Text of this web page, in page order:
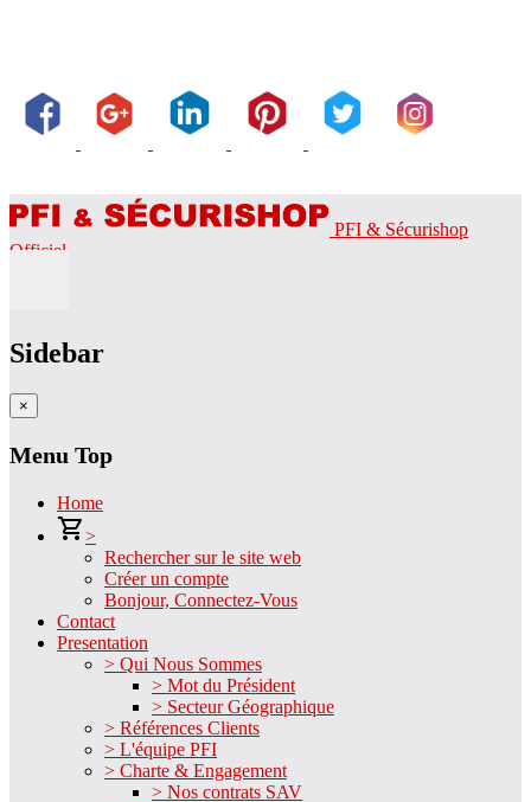
PFI & Sécurishop
Officiel
Sidebar
×
Menu Top
Home
>
Rechercher sur le site web
Créer un compte
Bonjour, Connectez-Vous
Contact
Presentation
> Qui Nous Sommes
> Mot du Président
> Secteur Géographique
> Références Clients
> L'équipe PFI
> Charte & Engagement
> Nos contrats SAV